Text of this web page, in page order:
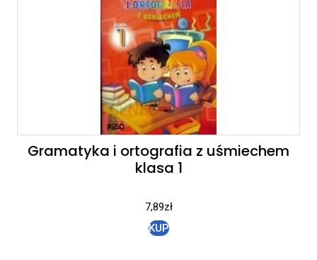
Gramatyka i ortografia z uśmiechem
klasa 1
7,89zł
KUP